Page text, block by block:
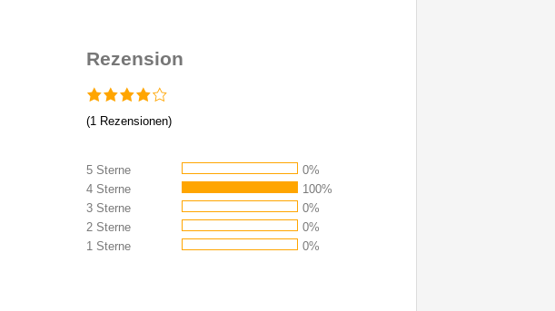
Rezension
(1 Rezensionen)
5 Sterne
0%
4 Sterne
100%
3 Sterne
0%
2 Sterne
0%
1 Sterne
0%